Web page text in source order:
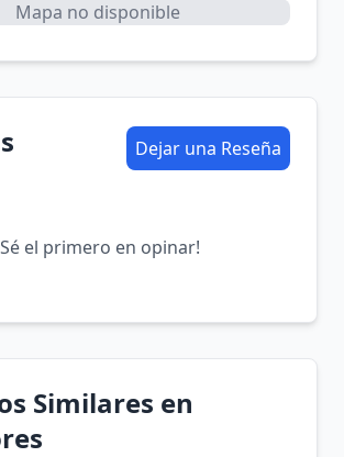
Mapa no disponible
Dejar una Reseña
el primero en opinar!
Similares en